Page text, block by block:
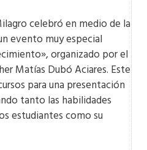
celebró en medio de la
evento muy especial
organizado por el
Matías Dubó Aciares. Este
para una presentación
tanto las habilidades
estudiantes como su